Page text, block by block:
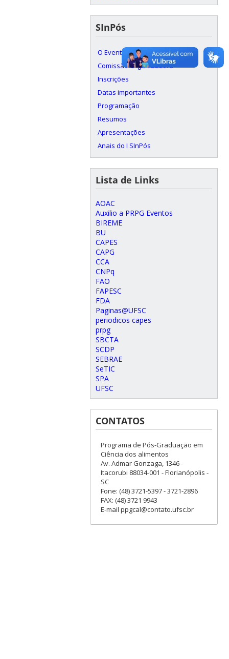
SInPós
O Evento
Comissão Organizadora
Inscrições
Datas importantes
Programação
Resumos
Apresentações
Anais do I SInPós
Lista de Links
AOAC
Auxilio a PRPG Eventos
BIREME
BU
CAPES
CAPG
CCA
CNPq
FAO
FAPESC
FDA
Paginas@UFSC
periodicos capes
prpg
SBCTA
SCDP
SEBRAE
SeTIC
SPA
UFSC
CONTATOS
Programa de Pós-Graduação em
Ciência dos alimentos
Av. Admar Gonzaga, 1346 -
Itacorubi 88034-001 - Florianópolis -
SC
Fone: (48) 3721-5397 - 3721-2896
FAX: (48) 3721 9943
E-mail ppgcal@contato.ufsc.br